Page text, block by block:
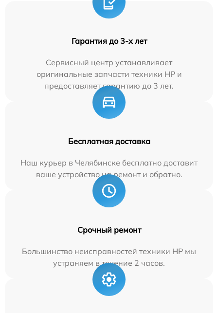
Гарантия до 3-х лет
Сервисный центр устанавливает
оригинальные запчасти техники HP и
предоставляет гарантию до 3 лет.
Бесплатная доставка
Наш курьер в Челябинске бесплатно доставит
ваше устройство на ремонт и обратно.
Срочный ремонт
Большинство неисправностей техники HP мы
устраняем в течение 2 часов.